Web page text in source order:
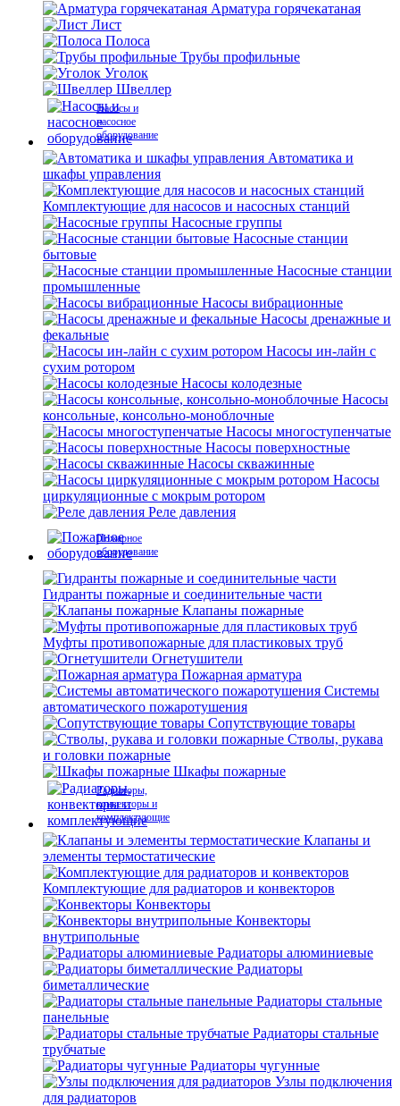
Арматура горячекатаная
Лист
Полоса
Трубы профильные
Уголок
Швеллер
Насосы и
насосное
оборудование
Автоматика и
шкафы управления
Комплектующие для насосов и насосных станций
Насосные группы
Насосные станции
бытовые
Насосные станции
промышленные
Насосы вибрационные
Насосы дренажные и
фекальные
Насосы ин-лайн с
сухим ротором
Насосы колодезные
Насосы
консольные, консольно-моноблочные
Насосы многоступенчатые
Насосы поверхностные
Насосы скважинные
Насосы
циркуляционные с мокрым ротором
Реле давления
Пожарное
оборудование
Гидранты пожарные и соединительные части
Клапаны пожарные
Муфты противопожарные для пластиковых труб
Огнетушители
Пожарная арматура
Системы
автоматического пожаротушения
Сопутствующие товары
Стволы, рукава
и головки пожарные
Шкафы пожарные
Радиаторы,
конвекторы и
комплектующие
Клапаны и
элементы термостатические
Комплектующие для радиаторов и конвекторов
Конвекторы
Конвекторы
внутрипольные
Радиаторы алюминиевые
Радиаторы
биметаллические
Радиаторы стальные
панельные
Радиаторы стальные
трубчатые
Радиаторы чугунные
Узлы подключения
для радиаторов